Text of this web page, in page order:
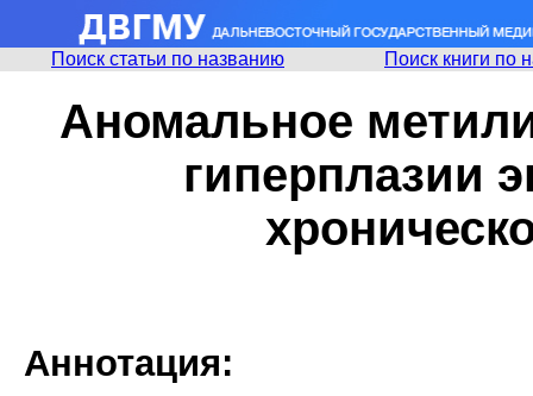
Поиск статьи по названию Поиск книги по
Аномальное
гиперплазии
Аннотация: